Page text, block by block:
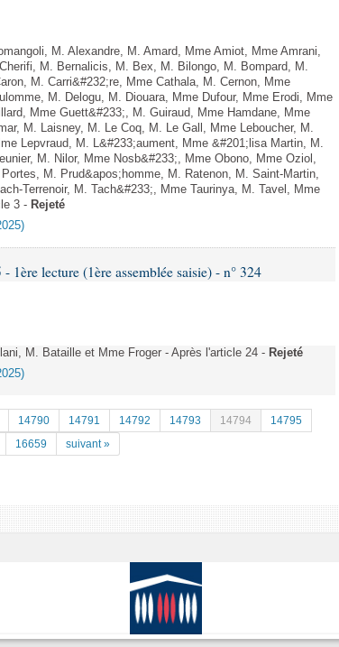
M. Alexandre, M. Amard, Mme Amiot, Mme Amrani,
M. Bernalicis, M. Bex, M. Bilongo, M. Bompard, M.
M. Carri&#232;re, Mme Cathala, M. Cernon, Mme
M. Delogu, M. Diouara, Mme Dufour, Mme Erodi, Mme
Mme Guett&#233;, M. Guiraud, Mme Hamdane, Mme
M. Laisney, M. Le Coq, M. Le Gall, Mme Leboucher, M.
Lepvraud, M. L&#233;aument, Mme &#201;lisa Martin, M.
M. Nilor, Mme Nosb&#233;, Mme Obono, Mme Oziol,
M. Prud&apos;homme, M. Ratenon, M. Saint-Martin,
Terrenoir, M. Tach&#233;, Mme Taurinya, M. Tavel, Mme
3 - Rejeté
lecture (1ère assemblée saisie) - n° 324
M. Bataille et Mme Froger - Après l'article 24 - Rejeté
14790 14791 14792 14793 14794
14795
16659 suivant »